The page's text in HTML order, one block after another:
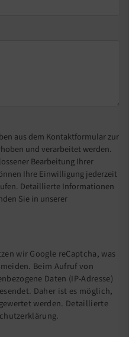
aus dem Kontaktformular zur
und verarbeitet werden.
Bearbeitung Ihrer
Ihre Einwilligung jederzeit
Detaillierte Informationen
Sie in unserer
wir Google reCaptcha, was
Beim Aufruf von
Daten (IP-Adresse)
Daher ist es möglich,
werden. Detaillierte